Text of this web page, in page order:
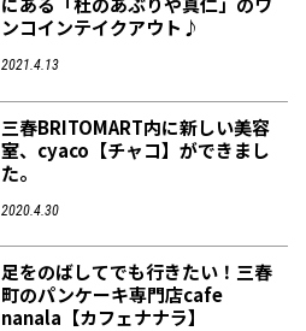
ンコインテイクアウト♪
2021.4.13
三春BRITOMART内に新しい美容
室、cyaco【チャコ】ができまし
た。
2020.4.30
足をのばしてでも行きたい！三春
町のパンケーキ専門店cafe
nanala【カフェナナラ】